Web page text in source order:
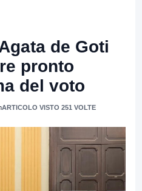
de Goti
pronto
del voto
ARTICOLO VISTO 251 VOLTE